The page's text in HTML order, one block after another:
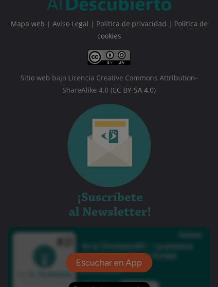
Mapa web | Aviso Legal | Política de privacidad | Política de
cookies
Sitio web bajo Licencia Creative Commons Attribution-
ShareAlike 4.0 (CC BY-SA 4.0)